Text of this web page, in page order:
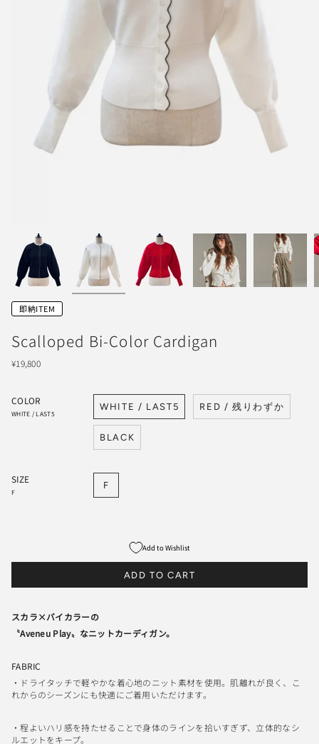
即納ITEM
Scalloped Bi-Color Cardigan
¥19,800
COLOR
WHITE / LAST5
WHITE / LAST5 RED / 残りわずか
BLACK
SIZE
F
F
Add to Wishlist
ADD TO CART
スカラ×バイカラーの
〝Aveneu Play〟なニットカーディガン。
FABRIC
・ドライタッチで軽やかな着心地のニット素材を使用。 肌離れが良く、こ
れからのシーズンにも快適にご着用いただけます。
・程よいハリ感を持たせることで身体のラインを拾いすぎず、立体的なシ
ルエットをキープ。